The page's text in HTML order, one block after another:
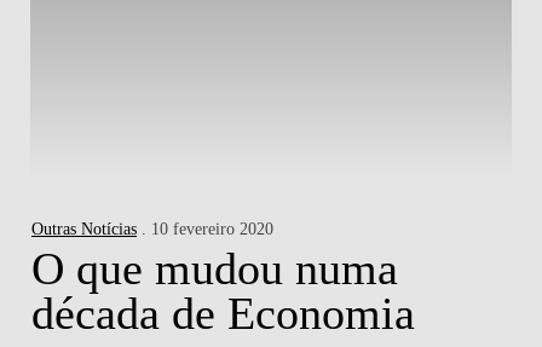
Outras Notícias . 10 fevereiro 2020
O que mudou numa
década de Economia